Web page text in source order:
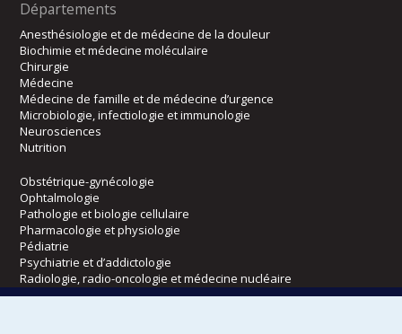
Départements
Anesthésiologie et de médecine de la douleur
Biochimie et médecine moléculaire
Chirurgie
Médecine
Médecine de famille et de médecine d’urgence
Microbiologie, infectiologie et immunologie
Neurosciences
Nutrition
Obstétrique-gynécologie
Ophtalmologie
Pathologie et biologie cellulaire
Pharmacologie et physiologie
Pédiatrie
Psychiatrie et d’addictologie
Radiologie, radio-oncologie et médecine nucléaire